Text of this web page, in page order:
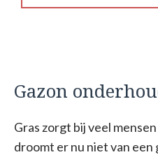
Gazon
Gras zorgt bij veel
droomt er nu niet van een